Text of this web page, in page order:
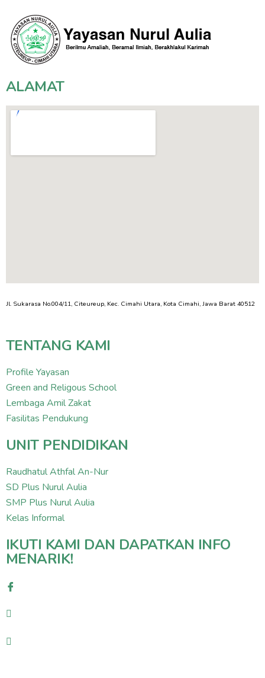
ALAMAT
Jl. Sukarasa No.004/11, Citeureup, Kec. Cimahi Utara, Kota Cimahi, Jawa Barat 40512
TENTANG KAMI
Profile Yayasan
Green and Religous School
Lembaga Amil Zakat
Fasilitas Pendukung
UNIT PENDIDIKAN
Raudhatul Athfal An-Nur
SD Plus Nurul Aulia
SMP Plus Nurul Aulia
Kelas Informal
IKUTI KAMI DAN DAPATKAN INFO
MENARIK!